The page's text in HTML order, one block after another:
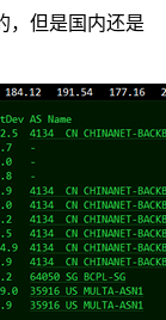
，但是国内还是